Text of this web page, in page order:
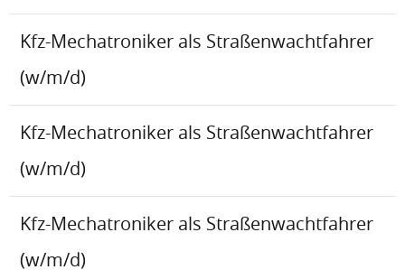
Kfz-Mechatroniker als Straßenwachtfahrer
(w/m/d)
Kfz-Mechatroniker als Straßenwachtfahrer
(w/m/d)
Kfz-Mechatroniker als Straßenwachtfahrer
(w/m/d)